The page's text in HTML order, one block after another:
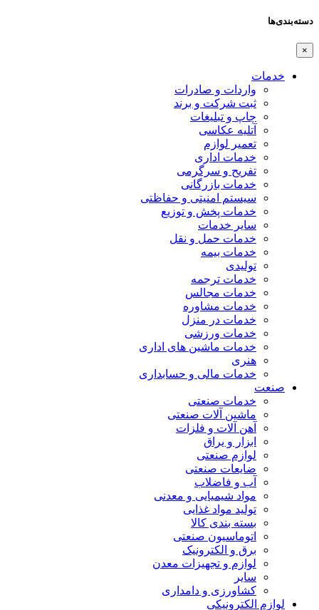
دسته‌بندی‌ها
×
خدمات
واردات و صادرات
ثبت شرکت و برند
چاپ و تبلیغات
آتلیه عکاسی
تعمیر لوازم
خدمات اداری
تفریح و سرگرمی
خدمات بازرگانی
سیستم امنیتی و حفاظتی
خدمات پخش و توزیع
سایر خدمات
خدمات حمل و نقل
خدمات بیمه
تولیدی
خدمات ترجمه
خدمات مجالس
خدمات مشاوره
خدمات در منزل
خدمات ورزشی
خدمات ماشین های اداری
هنری
خدمات مالی و حسابداری
صنعت
خدمات صنعتی
ماشین آلات صنعتی
آهن آلات و فلزات
ابزار و یراق
لوازم صنعتی
ضایعات صنعتی
آب و فاضلاب
مواد شیمیایی و معدنی
تولید مواد غذایی
بسته بندی کالا
اتوماسیون صنعتی
برق و الکترونیک
لوازم و تجهیزات معدن
سایر
کشاورزی و دامداری
لوازم الکترونیکی